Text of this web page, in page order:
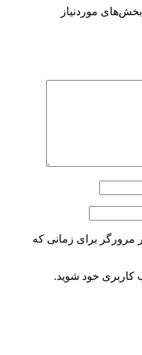
بخش‌های موردنیاز
مرورگر برای زمانی که
کاربری خود شوید.